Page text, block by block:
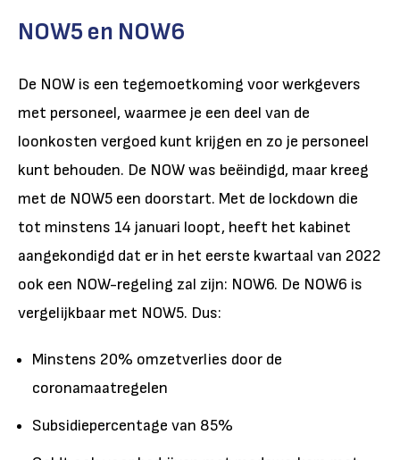
NOW5 en NOW6
De NOW is een tegemoetkoming voor werkgevers
met personeel, waarmee je een deel van de
loonkosten vergoed kunt krijgen en zo je personeel
kunt behouden. De NOW was beëindigd, maar kreeg
met de NOW5 een doorstart. Met de lockdown die
tot minstens 14 januari loopt, heeft het kabinet
aangekondigd dat er in het eerste kwartaal van 2022
ook een NOW-regeling zal zijn: NOW6. De NOW6 is
vergelijkbaar met NOW5. Dus:
Minstens 20% omzetverlies door de
coronamaatregelen
Subsidiepercentage van 85%